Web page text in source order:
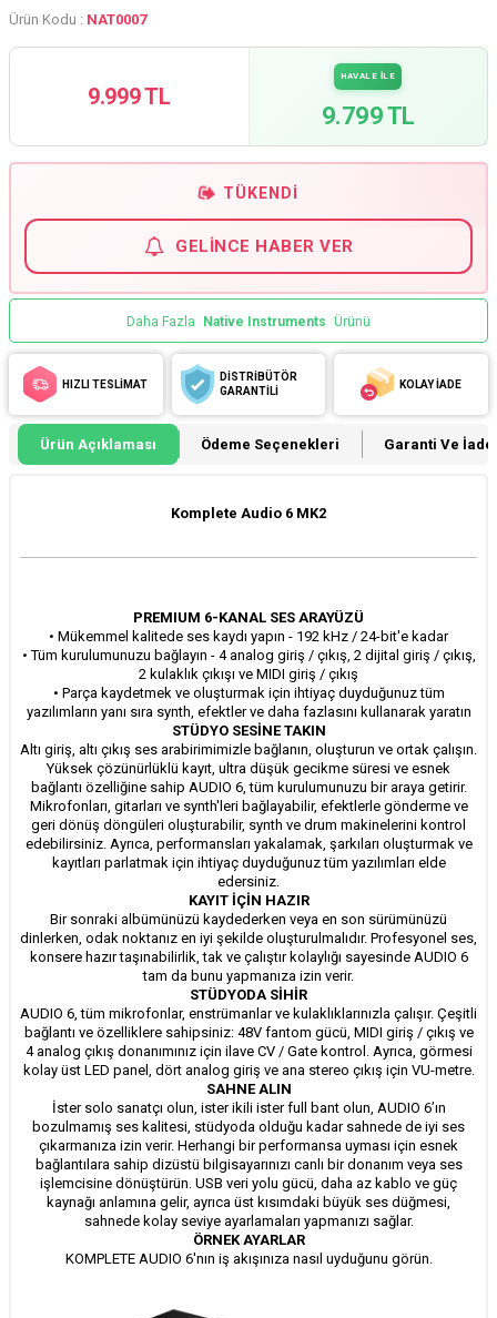
Ürün Kodu : NAT0007
9.999 TL
HAVALE İLE
9.799 TL
TÜKENDI
GELINCE HABER VER
Daha Fazla Native Instruments Ürünü
HIZLI TESLİMAT
DİSTRİBÜTÖR
GARANTİLİ
KOLAY İADE
Ürün Açıklaması Ödeme Seçenekleri Garanti Ve İade
Komplete Audio 6 MK2
PREMIUM 6-KANAL SES ARAYÜZÜ
• Mükemmel kalitede ses kaydı yapın - 192 kHz / 24-bit'e kadar
• Tüm kurulumunuzu bağlayın - 4 analog giriş / çıkış, 2 dijital giriş / çıkış,
2 kulaklık çıkışı ve MIDI giriş / çıkış
• Parça kaydetmek ve oluşturmak için ihtiyaç duyduğunuz tüm
yazılımların yanı sıra synth, efektler ve daha fazlasını kullanarak yaratın
STÜDYO SESİNE TAKIN
Altı giriş, altı çıkış ses arabirimimizle bağlanın, oluşturun ve ortak çalışın.
Yüksek çözünürlüklü kayıt, ultra düşük gecikme süresi ve esnek
bağlantı özelliğine sahip AUDIO 6, tüm kurulumunuzu bir araya getirir.
Mikrofonları, gitarları ve synth'leri bağlayabilir, efektlerle gönderme ve
geri dönüş döngüleri oluşturabilir, synth ve drum makinelerini kontrol
edebilirsiniz. Ayrıca, performansları yakalamak, şarkıları oluşturmak ve
kayıtları parlatmak için ihtiyaç duyduğunuz tüm yazılımları elde
edersiniz.
KAYIT İÇİN HAZIR
Bir sonraki albümünüzü kaydederken veya en son sürümünüzü
dinlerken, odak noktanız en iyi şekilde oluşturulmalıdır. Profesyonel ses,
konsere hazır taşınabilirlik, tak ve çalıştır kolaylığı sayesinde AUDIO 6
tam da bunu yapmanıza izin verir.
STÜDYODA SİHİR
AUDIO 6, tüm mikrofonlar, enstrümanlar ve kulaklıklarınızla çalışır. Çeşitli
bağlantı ve özelliklere sahipsiniz: 48V fantom gücü, MIDI giriş / çıkış ve
4 analog çıkış donanımınız için ilave CV / Gate kontrol. Ayrıca, görmesi
kolay üst LED panel, dört analog giriş ve ana stereo çıkış için VU-metre.
SAHNE ALIN
İster solo sanatçı olun, ister ikili ister full bant olun, AUDIO 6’ın
bozulmamış ses kalitesi, stüdyoda olduğu kadar sahnede de iyi ses
çıkarmanıza izin verir. Herhangi bir performansa uyması için esnek
bağlantılara sahip dizüstü bilgisayarınızı canlı bir donanım veya ses
işlemcisine dönüştürün. USB veri yolu gücü, daha az kablo ve güç
kaynağı anlamına gelir, ayrıca üst kısımdaki büyük ses düğmesi,
sahnede kolay seviye ayarlamaları yapmanızı sağlar.
ÖRNEK AYARLAR
KOMPLETE AUDIO 6'nın iş akışınıza nasıl uyduğunu görün.